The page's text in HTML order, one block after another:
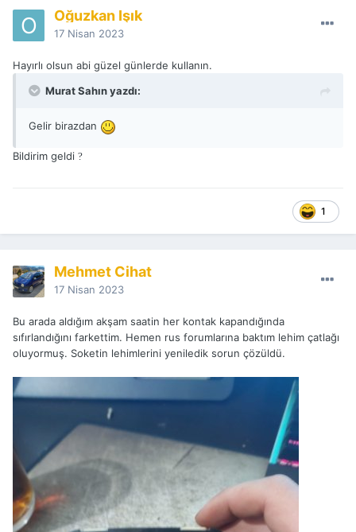
Oğuzkan Işık
17 Nisan 2023
Hayırlı olsun abi güzel günlerde kullanın.
Murat Sahın yazdı:
Gelir birazdan
Bildirim geldi ?
1
Mehmet Cihat
17 Nisan 2023
Bu arada aldığım akşam saatin her kontak kapandığında
sıfırlandığını farkettim. Hemen rus forumlarına baktım lehim çatlağı
oluyormuş. Soketin lehimlerini yeniledik sorun çözüldü.